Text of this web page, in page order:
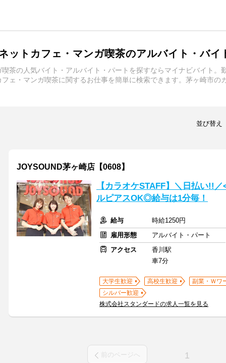
ットカフェ・マンガ喫茶のアルバイト・バイ
茶の人気バイト・アルバイト・パートを探すならマイナビバイト。
ェ・マンガ喫茶に関するお仕事を簡単に検索できます。茅ヶ崎市の
並び替え
JOYSOUND茅ヶ崎店【0608】
【カラオケSTAFF】＼日払い!!
ルピアスOK◎給与は1分毎！
給与
時給1250円
雇用形態
アルバイト・パート
アクセス
香川駅
車7分
大学生歓迎 高校生歓迎
副業・Ｗワ
シルバー歓迎
株式会社スタンダードの求人一覧を見る
前のページへ 1